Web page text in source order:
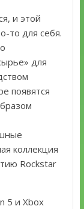
и этой
то для себя.
для
появятся
коллекция
Rockstar
5 и Xbox